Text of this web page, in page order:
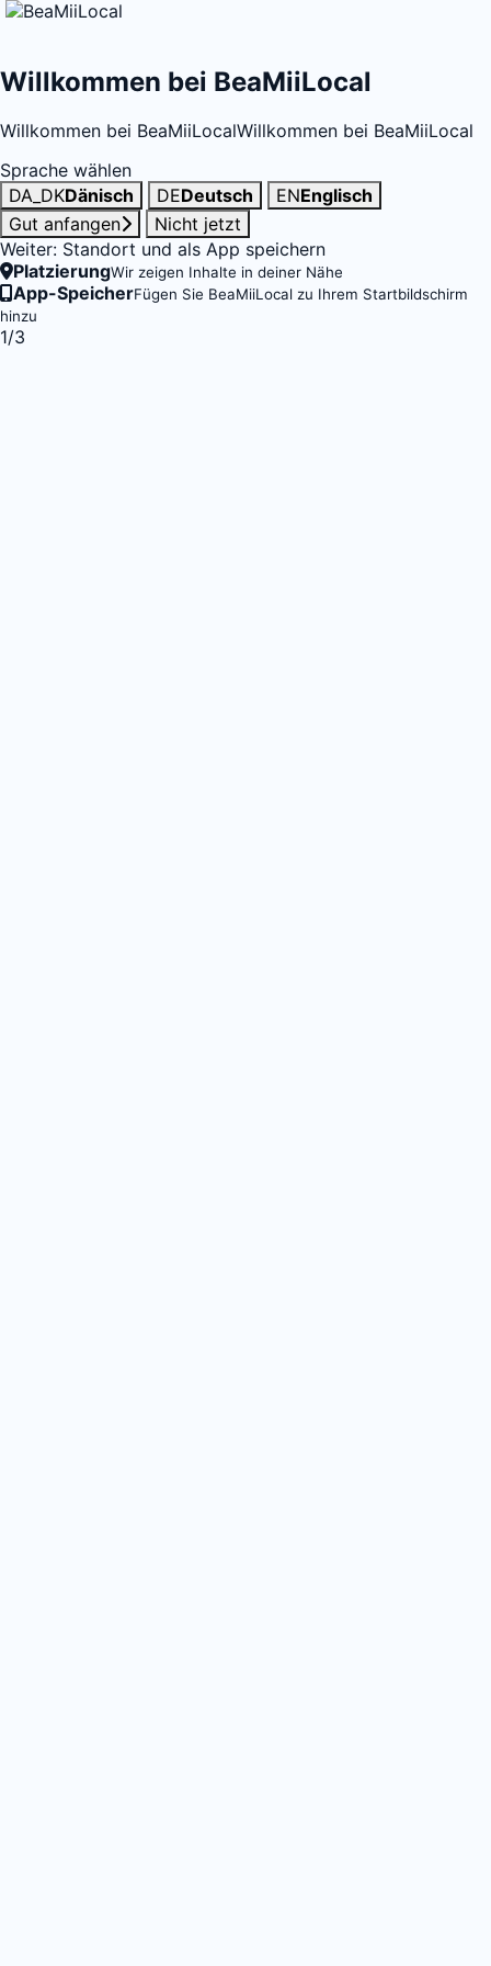
Willkommen bei BeaMiiLocal
Willkommen bei BeaMiiLocalWillkommen bei BeaMiiLocal
Sprache wählen
DA_DKDänisch DEDeutsch ENEnglisch
Gut anfangen
Nicht jetzt
Weiter: Standort und als App speichern
PlatzierungWir zeigen Inhalte in deiner Nähe
App-SpeicherFügen Sie BeaMiiLocal zu Ihrem Startbildschirm
hinzu
1/3